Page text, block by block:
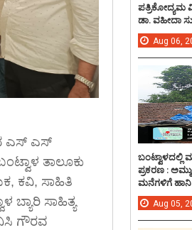
ಎಸ್ ಎಸ್
ತಾಲೂಕು
ಕವಿ, ಸಾಹಿತಿ
ಬ್ಯಾರಿ ಸಾಹಿತ್ಯ
ಗೌರವ
ಪತ್ರಿಕೋದ್ಯಮ
ಡಾ. ವಹೀದಾ
Aug 06,
ಪ್ರಕರಣ :
ಮನೆಗಳಿಗೆ ಹಾನಿ
Aug 05,